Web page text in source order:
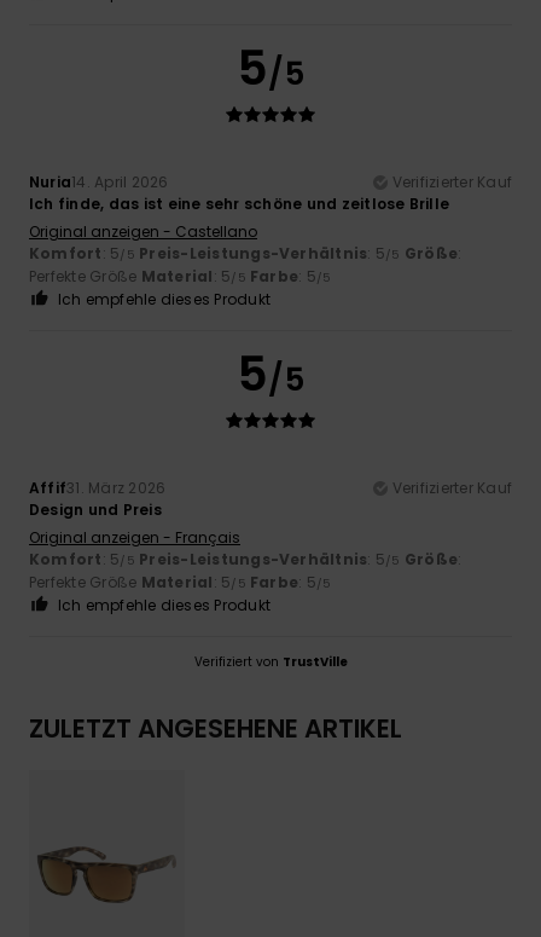
5/5
Nuria14. April 2026
Verifizierter Kauf
Ich finde, das ist eine sehr schöne und zeitlose Brille
Original anzeigen - Castellano
Komfort: 5/5 Preis-Leistungs-Verhältnis: 5/5 Größe:
Perfekte Größe Material: 5/5 Farbe: 5/5
Ich empfehle dieses Produkt
5/5
Affif31. März 2026
Verifizierter Kauf
Design und Preis
Original anzeigen - Français
Komfort: 5/5 Preis-Leistungs-Verhältnis: 5/5 Größe:
Perfekte Größe Material: 5/5 Farbe: 5/5
Ich empfehle dieses Produkt
Verifiziert von TrustVille
ZULETZT ANGESEHENE ARTIKEL